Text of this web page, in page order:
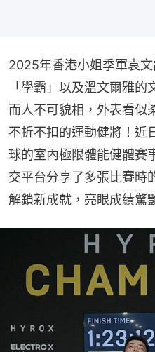
2025年香港小姐季軍袁
「學霸」以及溫文爾雅
而人不可貌相，外表看似
不折不扣的運動健將！近
球的室內極限體能健體賽
交平台分享了多張比賽時
解鎖新成就，亮眼成績驚